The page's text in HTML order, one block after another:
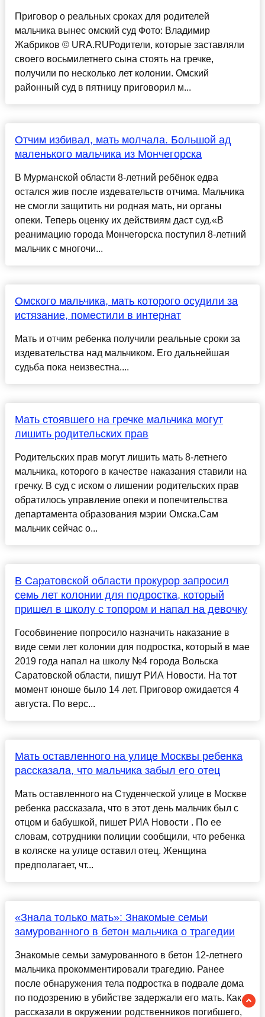
Приговор о реальных сроках для родителей
мальчика вынес омский суд Фото: Владимир
Жабриков © URA.RUРодители, которые заставляли
своего восьмилетнего сына стоять на гречке,
получили по несколько лет колонии. Омский
районный суд в пятницу приговорил м...
Отчим избивал, мать молчала. Большой ад
маленького мальчика из Мончегорска
В Мурманской области 8-летний ребёнок едва
остался жив после издевательств отчима. Мальчика
не смогли защитить ни родная мать, ни органы
опеки. Теперь оценку их действиям даст суд.«В
реанимацию города Мончегорска поступил 8-летний
мальчик с многочи...
Омского мальчика, мать которого осудили за
истязание, поместили в интернат
Мать и отчим ребенка получили реальные сроки за
издевательства над мальчиком. Его дальнейшая
судьба пока неизвестна....
Мать стоявшего на гречке мальчика могут
лишить родительских прав
Родительских прав могут лишить мать 8-летнего
мальчика, которого в качестве наказания ставили на
гречку. В суд с иском о лишении родительских прав
обратилось управление опеки и попечительства
департамента образования мэрии Омска.Сам
мальчик сейчас о...
В Саратовской области прокурор запросил
семь лет колонии для подростка, который
пришел в школу с топором и напал на девочку
Гособвинение попросило назначить наказание в
виде семи лет колонии для подростка, который в мае
2019 года напал на школу №4 города Вольска
Саратовской области, пишут РИА Новости. На тот
момент юноше было 14 лет. Приговор ожидается 4
августа. По верс...
Мать оставленного на улице Москвы ребенка
рассказала, что мальчика забыл его отец
Мать оставленного на Студенческой улице в Москве
ребенка рассказала, что в этот день мальчик был с
отцом и бабушкой, пишет РИА Новости . По ее
словам, сотрудники полиции сообщили, что ребенка
в коляске на улице оставил отец. Женщина
предполагает, чт...
«Знала только мать»: Знакомые семьи
замурованного в бетон мальчика о трагедии
Знакомые семьи замурованного в бетон 12-летнего
мальчика прокомментировали трагедию. Ранее
после обнаружения тела подростка в подвале дома
по подозрению в убийстве задержали его мать. Как
рассказали в окружении родственников погибшего,